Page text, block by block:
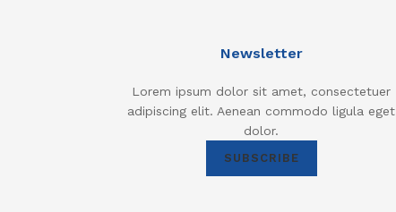
Newsletter
Lorem ipsum dolor sit amet, consectetuer
adipiscing elit. Aenean commodo ligula eget
dolor.
SUBSCRIBE